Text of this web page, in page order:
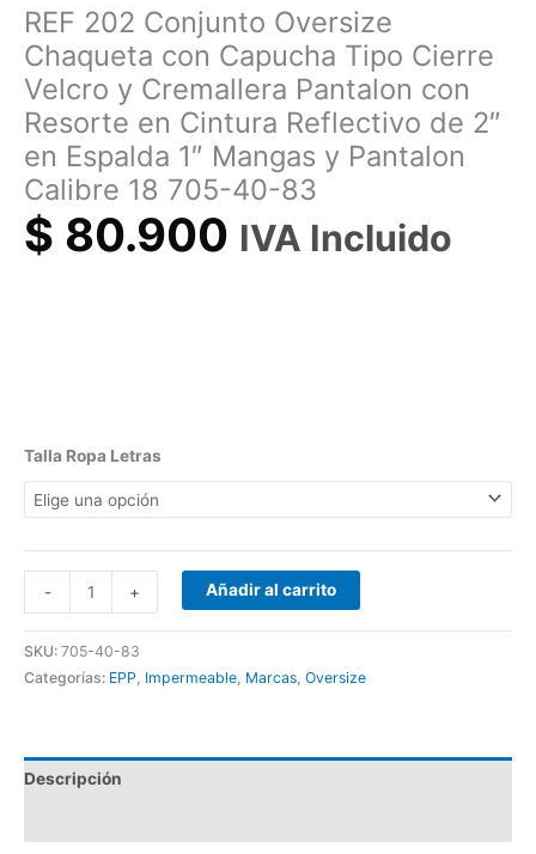
REF 202 Conjunto Oversize
Chaqueta con Capucha Tipo Cierre
Velcro y Cremallera Pantalon con
Resorte en Cintura Reflectivo de 2″
en Espalda 1″ Mangas y Pantalon
Calibre 18 705-40-83
$ 80.900 IVA Incluido
Talla Ropa Letras
-
Calibre
18
705-
40-
83
cantidad
+ Añadir al carrito
SKU: 705-40-83
Categorías: EPP, Impermeable, Marcas, Oversize
Descripción